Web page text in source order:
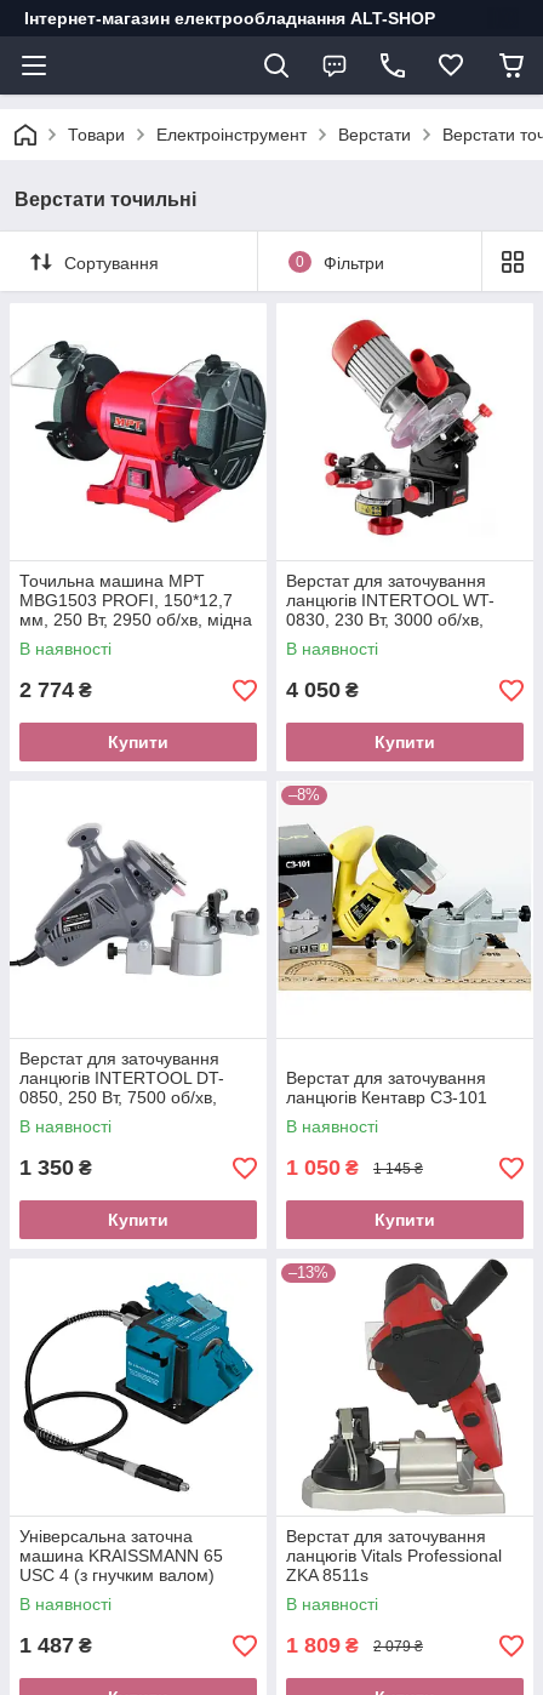
Інтернет-магазин електрообладнання ALT-SHOP
Товари Електроінструмент Верстати Верстати
Верстати точильні
Сортування 0 Фільтри
Точильна машина MPT
MBG1503 PROFI, 150*12,7
мм, 250 Вт, 2950 об/хв, мідна
обмотка
В наявності
2 774 ₴
Купити
Верстат для заточування
ланцюгів INTERTOOL WT-
0830, 230 Вт, 3000 об/хв,
145×22.3×3.2 мм
В наявності
4 050 ₴
Купити
Верстат для заточування
ланцюгів INTERTOOL DT-
0850, 250 Вт, 7500 об/хв,
100*10*3.2 мм
В наявності
1 350 ₴
Купити
–8%
Верстат для заточування
ланцюгів Кентавр СЗ-101
В наявності
1 050 ₴ 1 145 ₴
Купити
Універсальна заточна
машина KRAISSMANN 65
USC 4 (з гнучким валом)
В наявності
1 487 ₴
–13%
Верстат для заточування
ланцюгів Vitals Professional
ZKA 8511s
В наявності
1 809 ₴ 2 079 ₴